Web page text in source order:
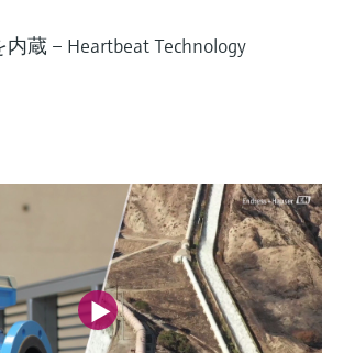
蔵 – Heartbeat Technology